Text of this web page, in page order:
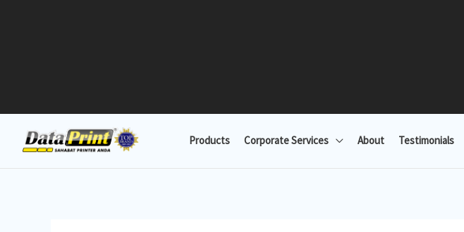
Products Corporate Services About Testimonials